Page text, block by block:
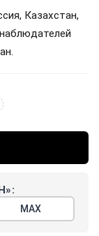
Казахстан,
МАХ